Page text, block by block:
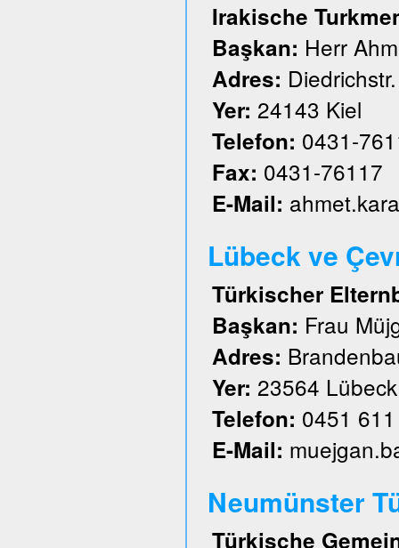
Irakische
Başkan: Herr
Adres:
Yer: 24143 Kiel
Telefon: 0431-
Fax: 0431-76117
E-Mail:
Lübeck ve
Türkischer
Başkan: Frau
Adres:
Yer: 23564 Lübeck
Telefon: 0451
E-Mail:
Neumünster
Türkische